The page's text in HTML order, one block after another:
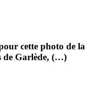
cette photo de la
de Garlède, (…)